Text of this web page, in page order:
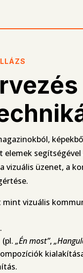
vizuális üzenet, a
mint vizuális
„Én most”,